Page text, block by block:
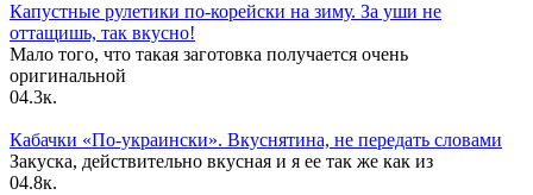
Капустные рулетики по-корейски на зиму. За уши не
оттащишь, так вкусно!
Мало того, что такая заготовка получается очень
оригинальной
04.3к.
Кабачки «По-украински». Вкуснятина, не передать словами
Закуска, действительно вкусная и я ее так же как из
04.8к.